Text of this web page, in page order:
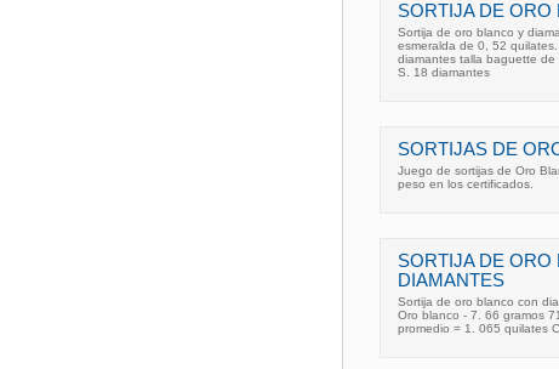
SORTIJA DE ORO
Sortija de oro blanco y
esmeralda de 0, 52
diamantes talla baguette de
S. 18 diamantes
SORTIJAS DE
Juego de sortijas de Oro
peso en los certificados.
SORTIJA DE ORO
DIAMANTES
Sortija de oro blanco con
Oro blanco - 7. 66 gramos
promedio = 1. 065 quilates